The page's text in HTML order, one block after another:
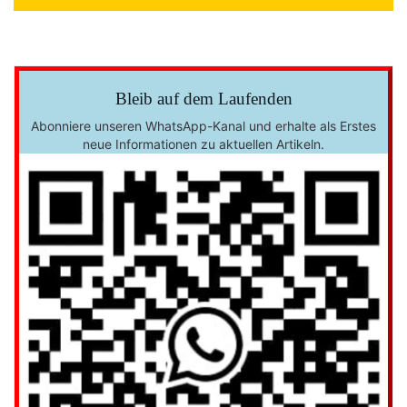
Bleib auf dem Laufenden
Abonniere unseren WhatsApp-Kanal und erhalte als Erstes
neue Informationen zu aktuellen Artikeln.